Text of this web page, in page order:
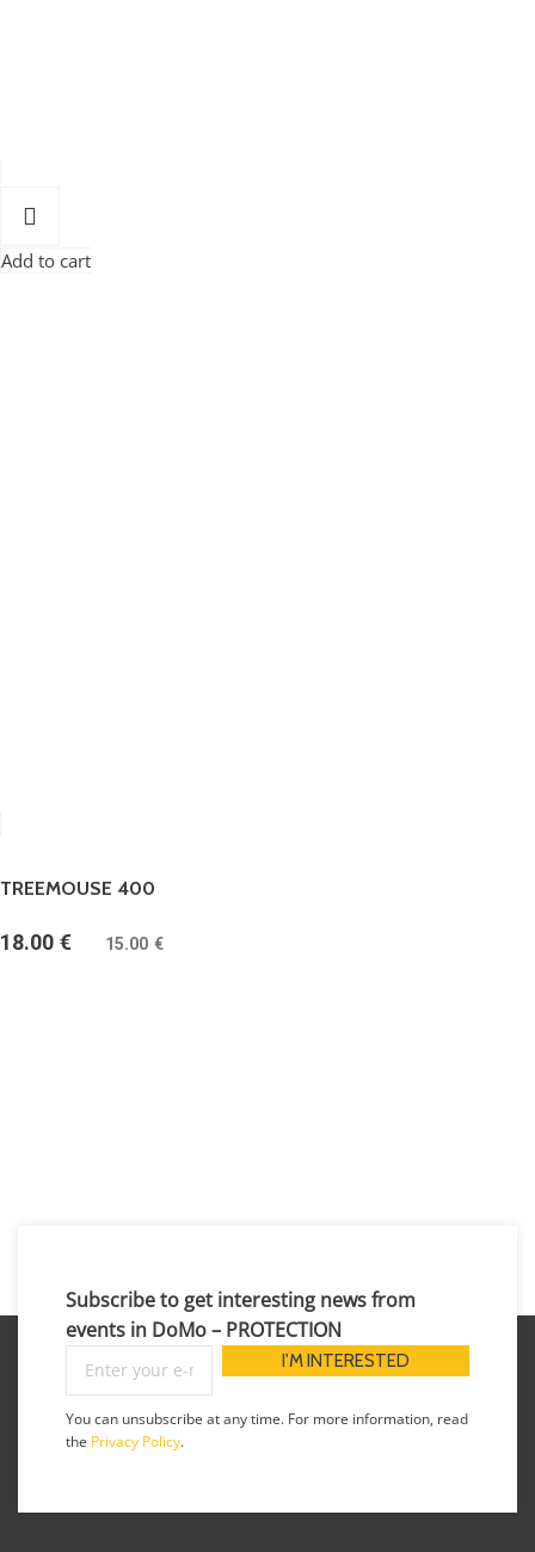
Add to cart
TREEMOUSE 400
18.00 € 15.00 €
Subscribe to get interesting news from
events in DoMo – PROTECTION
You can unsubscribe at any time. For more information, read
the Privacy Policy.